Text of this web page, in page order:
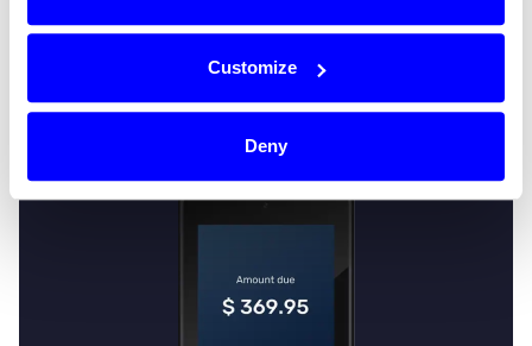
Customize
Deny
Let AI integrate for you with our MCP server